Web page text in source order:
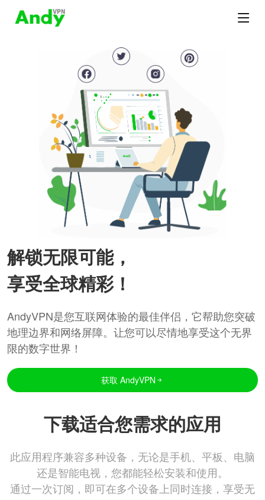
解锁无限可能，
享受全球精彩！
AndyVPN是您互联网体验的最佳伴侣，它帮助您突破
地理边界和网络屏障。让您可以尽情地享受这个无界
限的数字世界！
获取 AndyVPN
下载适合您需求的应用
此应用程序兼容多种设备，无论是手机、平板、电脑
还是智能电视，您都能轻松安装和使用。
通过一次订阅，即可在多个设备上同时连接，享受无